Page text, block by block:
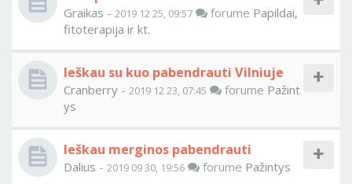
Graikas - 2019 12 25, 09:57 forume Papildai,
fitoterapija ir kt.
Ieškau su kuo pabendrauti Vilniuje
Cranberry - 2019 12 23, 07:45 forume Pažint
ys
Ieškau merginos pabendrauti
Dalius - 2019 09 30, 19:56 forume Pažintys